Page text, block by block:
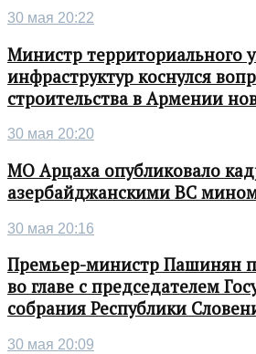
30 мая 20:22
Министр территориального
инфраструктур коснулся
строительства в Армении
30 мая 20:20
МО Арцаха опубликовало
азербайджанскими ВС
30 мая 20:16
Премьер-министр Пашинян
во главе с председателем
собрания Республики
30 мая 20:09